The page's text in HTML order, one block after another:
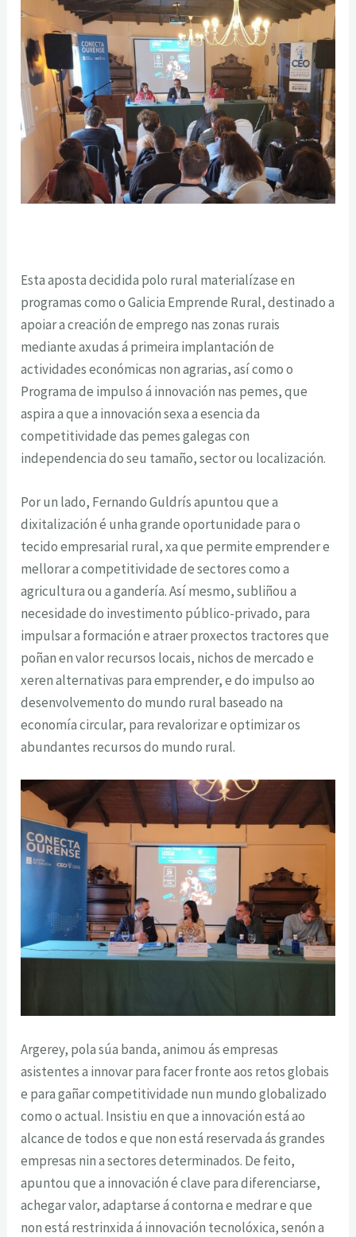
Esta aposta decidida polo rural materialízase en
programas como o Galicia Emprende Rural, destinado a
apoiar a creación de emprego nas zonas rurais
mediante axudas á primeira implantación de
actividades económicas non agrarias, así como o
Programa de impulso á innovación nas pemes, que
aspira a que a innovación sexa a esencia da
competitividade das pemes galegas con
independencia do seu tamaño, sector ou localización.
Por un lado, Fernando Guldrís apuntou que a
dixitalización é unha grande oportunidade para o
tecido empresarial rural, xa que permite emprender e
mellorar a competitividade de sectores como a
agricultura ou a gandería. Así mesmo, subliñou a
necesidade do investimento público-privado, para
impulsar a formación e atraer proxectos tractores que
poñan en valor recursos locais, nichos de mercado e
xeren alternativas para emprender, e do impulso ao
desenvolvemento do mundo rural baseado na
economía circular, para revalorizar e optimizar os
abundantes recursos do mundo rural.
Argerey, pola súa banda, animou ás empresas
asistentes a innovar para facer fronte aos retos globais
e para gañar competitividade nun mundo globalizado
como o actual. Insistiu en que a innovación está ao
alcance de todos e que non está reservada ás grandes
empresas nin a sectores determinados. De feito,
apuntou que a innovación é clave para diferenciarse,
achegar valor, adaptarse á contorna e medrar e que
non está restrinxida á innovación tecnolóxica, senón a